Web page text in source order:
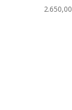
2.650,00